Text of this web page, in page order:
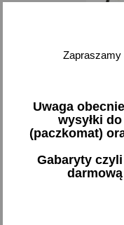
Filtr
Zapraszamy
Uwaga
wysyłki
(paczkomat)
Gabaryty